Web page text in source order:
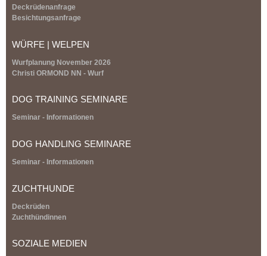
s
e
e
r
n
)
Deckrüdenanfrage
Besichtungsanfrage
WÜRFE | WELPEN
Wurfplanung November 2026
Christi ORMOND NN - Wurf
DOG TRAINING SEMINARE
Seminar - Informationen
DOG HANDLING SEMINARE
Seminar - Informationen
ZUCHTHUNDE
Deckrüden
Zuchthündinnen
SOZIALE MEDIEN